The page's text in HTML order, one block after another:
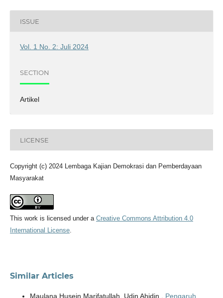
ISSUE
Vol. 1 No. 2: Juli 2024
SECTION
Artikel
LICENSE
Copyright (c) 2024 Lembaga Kajian Demokrasi dan Pemberdayaan
Masyarakat
This work is licensed under a Creative Commons Attribution 4.0
International License.
Similar Articles
Maulana Husein Marifatullah, Udin Ahidin , Pengaruh